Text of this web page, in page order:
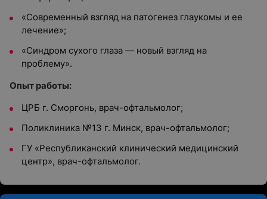
«Современный взгляд на патогенез глаукомы и ее
лечение»;
«Синдром сухого глаза — новый взгляд на
проблему».
Опыт работы:
ЦРБ г. Сморгонь, врач-офтальмолог;
Поликлиника №13 г. Минск, врач-офтальмолог;
ГУ «Республиканский клинический медицинский
центр», врач-офтальмолог.